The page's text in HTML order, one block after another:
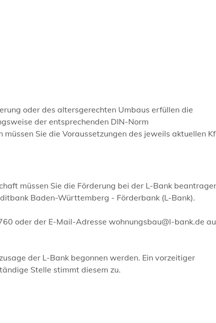
oder des altersgerechten Umbaus erfüllen die
der entsprechenden DIN-Norm
Sie die Voraussetzungen des jeweils aktuellen
müssen Sie die Förderung bei der L-Bank
Baden-Württemberg - Förderbank (L-Bank).
oder der E-Mail-Adresse wohnungsbau@l-bank.de
der L-Bank begonnen werden. Ein vorzeitiger
Stelle stimmt diesem zu.